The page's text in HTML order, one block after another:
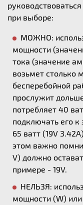
при выборе:
МОЖНО:
мощности
тока (значение
возьмет столько
бесперебойной
прослужит
потребляет 40
подключать его
65 ватт (19V
этом важно
V) должно
примере - 19V.
НЕЛЬЗЯ:
мощности (W)